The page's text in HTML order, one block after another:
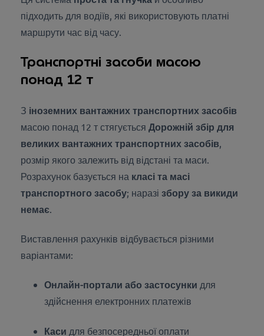
підходить для водіїв, які використовують платні
маршрути час від часу.
Транспортні засоби масою
понад 12 т
З іноземних вантажних транспортних засобів
масою понад 12 т стягується Дорожній збір для
великих вантажних транспортних засобів
розмір якого залежить від відстані та маси.
Розрахунок базується на класі та масі
транспортного засобу; наразі збору за викиди
немає
Виставлення рахунків відбувається різними
варіантами:
Онлайн-портали або застосунки для
здійснення електронних платежів
Каси для безпосередньої оплати